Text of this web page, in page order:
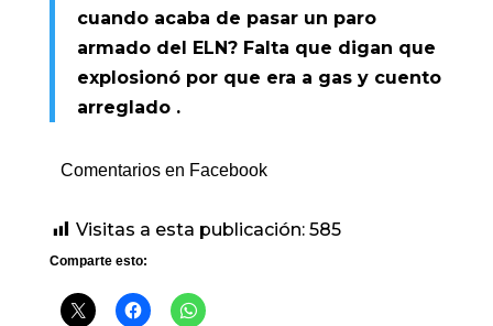
cuando acaba de pasar un paro
armado del ELN? Falta que digan que
explosionó por que era a gas y cuento
arreglado .
Comentarios en Facebook
Visitas a esta publicación: 585
Comparte esto: